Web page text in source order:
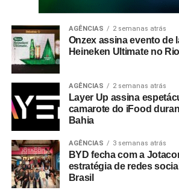
AGÊNCIAS 2 semanas atrás
Onzex assina evento de
Heineken Ultimate no
AGÊNCIAS 2 semanas atrás
Layer Up assina
camarote do iFood
Bahia
AGÊNCIAS 3 semanas atrás
BYD fecha com a
estratégia de redes
Brasil